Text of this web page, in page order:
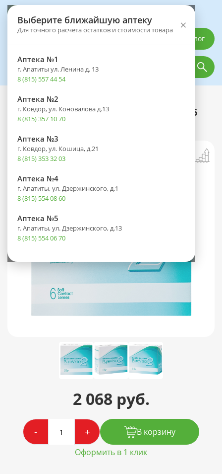
Выберите ближайшую аптеку
Для точного расчета остатков и стоимости товара ×
Аптека №1
г. Апатиты ул. Ленина д. 13
8 (815) 557 44 54
Аптека №2
г. Ковдор, ул. Коновалова д.13
8 (815) 357 10 70
Аптека №3
г. Ковдор, ул. Кошица, д.21
8 (815) 353 32 03
Аптека №4
г. Апатиты, ул. Дзержинского, д.1
8 (815) 554 08 60
Аптека №5
г. Апатиты, ул. Дзержинского, д.13
8 (815) 554 06 70
Каталог
Каталог Оптика
Линзы PureVision-2 HD (30 дней) R 8,6
контактные -9,00 №6
2 068 руб.
- +
В корзину
Оформить в 1 клик